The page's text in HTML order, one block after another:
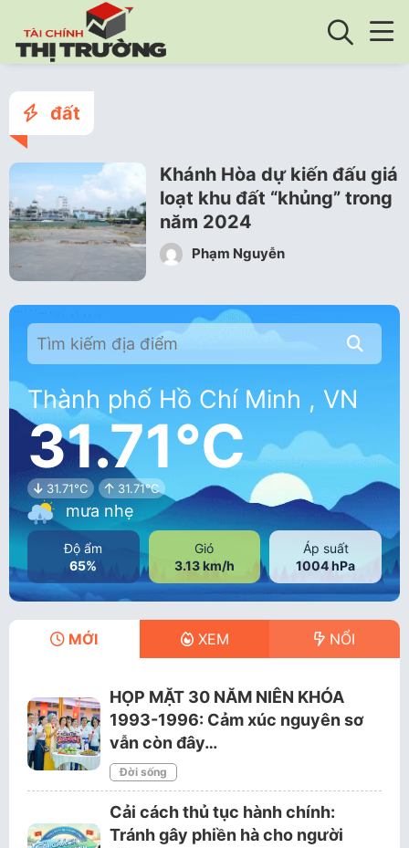
đất
Khánh Hòa dự kiến đấu giá
loạt khu đất “khủng” trong
năm 2024
Phạm Nguyễn
Thành phố Hồ Chí Minh , VN
31.71°C
31.71°C 31.71°C
mưa nhẹ
Độ ẩm
65%
Gió
3.13 km/h
Áp suất
1004 hPa
MỚI XEM NỔI
HỌP MẶT 30 NĂM NIÊN KHÓA
1993-1996: Cảm xúc nguyên sơ
vẫn còn đây…
Đời sống
Cải cách thủ tục hành chính:
Tránh gây phiền hà cho người